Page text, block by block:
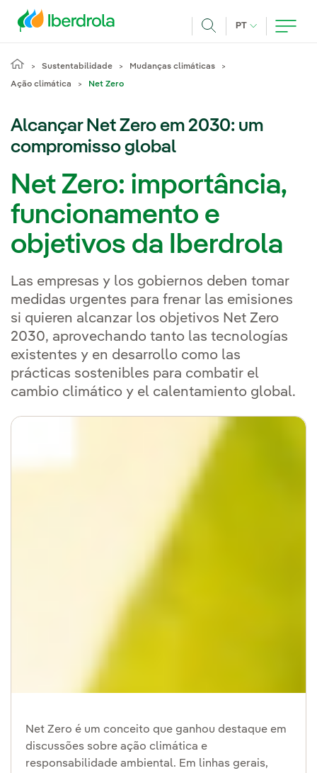
PT IDIOMA ATUAL,
Sustentabilidade Mudanças climáticas
Ação climática Net Zero
Alcançar Net Zero em 2030: um
compromisso global
Net Zero: importância,
funcionamento e
objetivos da Iberdrola
Las empresas y los gobiernos deben tomar
medidas urgentes para frenar las emisiones
si quieren alcanzar los objetivos Net Zero
2030, aprovechando tanto las tecnologías
existentes y en desarrollo como las
prácticas sostenibles para combatir el
cambio climático y el calentamiento global.
Net Zero é um conceito que ganhou destaque em
discussões sobre ação climática e
responsabilidade ambiental. Em linhas gerais,